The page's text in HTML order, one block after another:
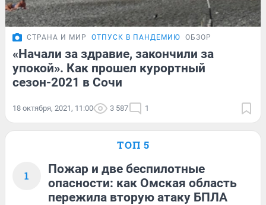
СТРАНА И МИР ОТПУСК В ПАНДЕМИЮ ОБЗОР
«Начали за здравие, закончили за
упокой». Как прошел курортный
сезон-2021 в Сочи
18 октября, 2021, 11:00 3 587 1
ТОП 5
1
Пожар и две беспилотные
опасности: как Омская область
пережила вторую атаку БПЛА